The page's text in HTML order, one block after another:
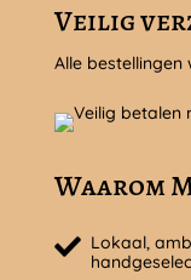
Veilig
Alle bestellingen
Waarom
Lokaal,